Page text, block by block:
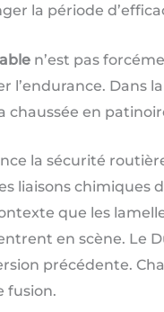
la période
n’est pas
l’endurance. Dans
chaussée en
la sécurité
liaisons
que les
en scène. Le
précédente.
fusion.